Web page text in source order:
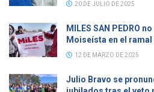
20 DE JULIO DE 2025
MILES SAN PEDRO
Moiseísta en el ramal
12 DE MARZO DE 2025
Julio Bravo se